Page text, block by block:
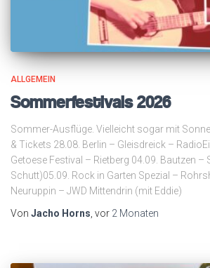
ALLGEMEIN
Sommerfestivals 2026
Sommer-Ausflüge. Vielleicht sogar mit
& Tickets 28.08. Berlin – Gleisdreick –
Getoese Festival – Rietberg 04.09. Bautzen –
Schutt)05.09. Rock in Garten Spezial –
Neuruppin – JWD Mittendrin (mit Eddie)
Von Jacho Horns , vor 2 Monaten